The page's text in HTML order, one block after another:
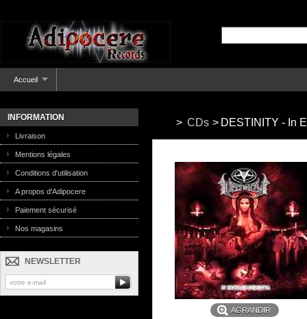
Accueil
INFORMATION
Livraison
Mentions légales
Conditions d'utilisation
A propos d'Adipocere
Paiement sécurisé
Nos magasins
NEWSLETTER
> CDs > DESTINITY - In
AGRANDIR